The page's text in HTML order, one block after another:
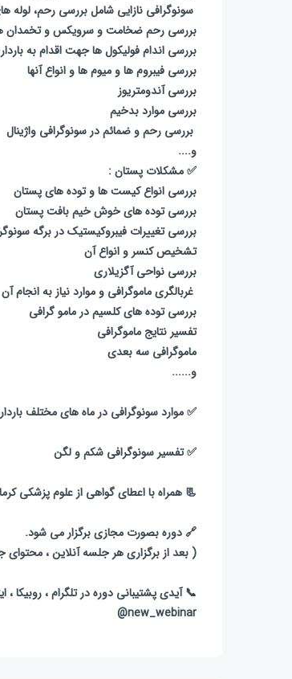
سونوگرافی نازایی شامل بررسی رحم،
بررسی رحم ضخامت و سرویکس و تخمدان
بررسی اندام فولیکول ها جهت اقدام به
بررسی فیبروم ها و میوم ها و انواع آنها
بررسی آندومتریوز
بررسی موارد بدخیم
بررسی رحم و ضمائم در سونوگرافی واژینال
و....
✅ مشکلات پستان :
بررسی انواع کیست ها و توده های پستان
بررسی توده های خوش خیم بافت پستان
بررسی تغییرات فیبروکیستیک در برگه
تشخیص کنسر و انواع آن
بررسی نواحی آگزیلاری
غربالگری ماموگرافی و موارد نیاز به انجام آن
بررسی توده های کلسیم در مامو گرافی
تفسیر نتایج ماموگرافی
ماموگرافی سه بعدی
و......
✅ موارد سونوگرافی در ماه های مختلف
✅ تفسیر سونوگرافی شکم و لگن
📃 همراه با اعطای گواهی از علوم پزشکی
🔗 دوره بصورت مجازی برگزار می شود.
( بعد از برگزاری هر جلسه آنلاین ، محتوای
📞 آیدی پشتیبانی دوره در تلگرام ، روبیکا ،
new_webinar@